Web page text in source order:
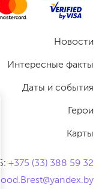
Новости
Интересные факты
Даты и события
Герои
Карты
+375 (33) 388 59 32